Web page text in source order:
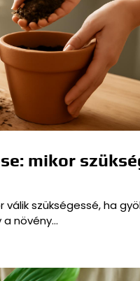
mikor
szükségessé, ha
növény…